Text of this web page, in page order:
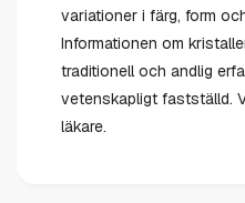
variationer i färg, form
Informationen om
traditionell och andlig
vetenskapligt fastställd.
läkare.